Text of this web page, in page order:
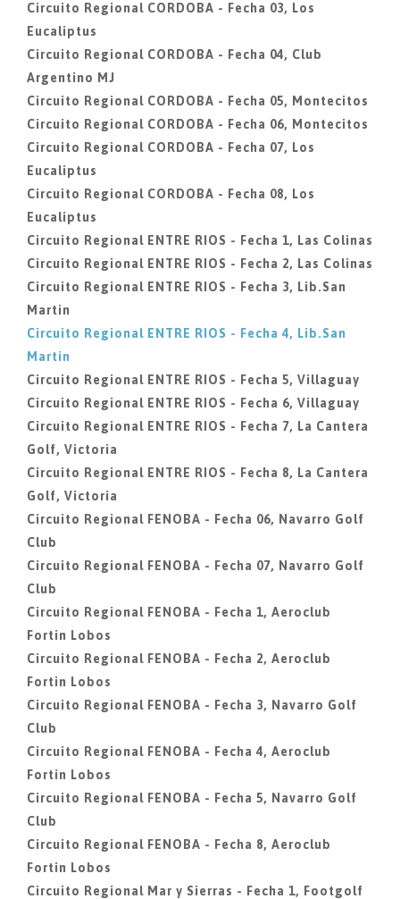
Circuito Regional CORDOBA - Fecha 03, Los
Eucaliptus
Circuito Regional CORDOBA - Fecha 04, Club
Argentino MJ
Circuito Regional CORDOBA - Fecha 05, Montecitos
Circuito Regional CORDOBA - Fecha 06, Montecitos
Circuito Regional CORDOBA - Fecha 07, Los
Eucaliptus
Circuito Regional CORDOBA - Fecha 08, Los
Eucaliptus
Circuito Regional ENTRE RIOS - Fecha 1, Las Colinas
Circuito Regional ENTRE RIOS - Fecha 2, Las Colinas
Circuito Regional ENTRE RIOS - Fecha 3, Lib.San
Martin
Circuito Regional ENTRE RIOS - Fecha 4, Lib.San
Martin
Circuito Regional ENTRE RIOS - Fecha 5, Villaguay
Circuito Regional ENTRE RIOS - Fecha 6, Villaguay
Circuito Regional ENTRE RIOS - Fecha 7, La Cantera
Golf, Victoria
Circuito Regional ENTRE RIOS - Fecha 8, La Cantera
Golf, Victoria
Circuito Regional FENOBA - Fecha 06, Navarro Golf
Club
Circuito Regional FENOBA - Fecha 07, Navarro Golf
Club
Circuito Regional FENOBA - Fecha 1, Aeroclub
Fortin Lobos
Circuito Regional FENOBA - Fecha 2, Aeroclub
Fortin Lobos
Circuito Regional FENOBA - Fecha 3, Navarro Golf
Club
Circuito Regional FENOBA - Fecha 4, Aeroclub
Fortin Lobos
Circuito Regional FENOBA - Fecha 5, Navarro Golf
Club
Circuito Regional FENOBA - Fecha 8, Aeroclub
Fortin Lobos
Circuito Regional Mar y Sierras - Fecha 1, Footgolf